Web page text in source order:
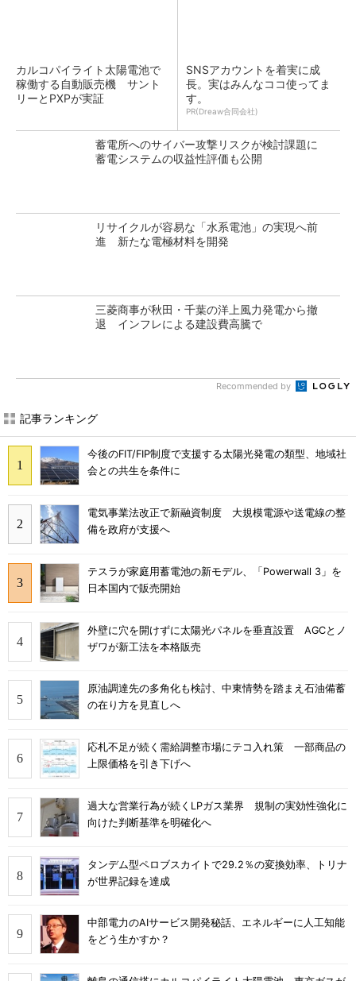
カルコパイライト太陽電池で
稼働する自動販売機 サント
リーとPXPが実証
SNSアカウントを着実に成
長。実はみんなココ使ってま
す。
PR(Dreaw合同会社)
蓄電所へのサイバー攻撃リスクが検討課題に
蓄電システムの収益性評価も公開
リサイクルが容易な「水系電池」の実現へ前
進 新たな電極材料を開発
三菱商事が秋田・千葉の洋上風力発電から撤
退 インフレによる建設費高騰で
Recommended by
記事ランキング
今後のFIT/FIP制度で支援する太陽光発電の類型、地域社
会との共生を条件に
電気事業法改正で新融資制度 大規模電源や送電線の整
備を政府が支援へ
テスラが家庭用蓄電池の新モデル、「Powerwall 3」を
日本国内で販売開始
外壁に穴を開けずに太陽光パネルを垂直設置 AGCとノ
ザワが新工法を本格販売
原油調達先の多角化も検討、中東情勢を踏まえ石油備蓄
の在り方を見直しへ
応札不足が続く需給調整市場にテコ入れ策 一部商品の
上限価格を引き下げへ
過大な営業行為が続くLPガス業界 規制の実効性強化に
向けた判断基準を明確化へ
タンデム型ペロブスカイトで29.2％の変換効率、トリナ
が世界記録を達成
中部電力のAIサービス開発秘話、エネルギーに人工知能
をどう生かすか？